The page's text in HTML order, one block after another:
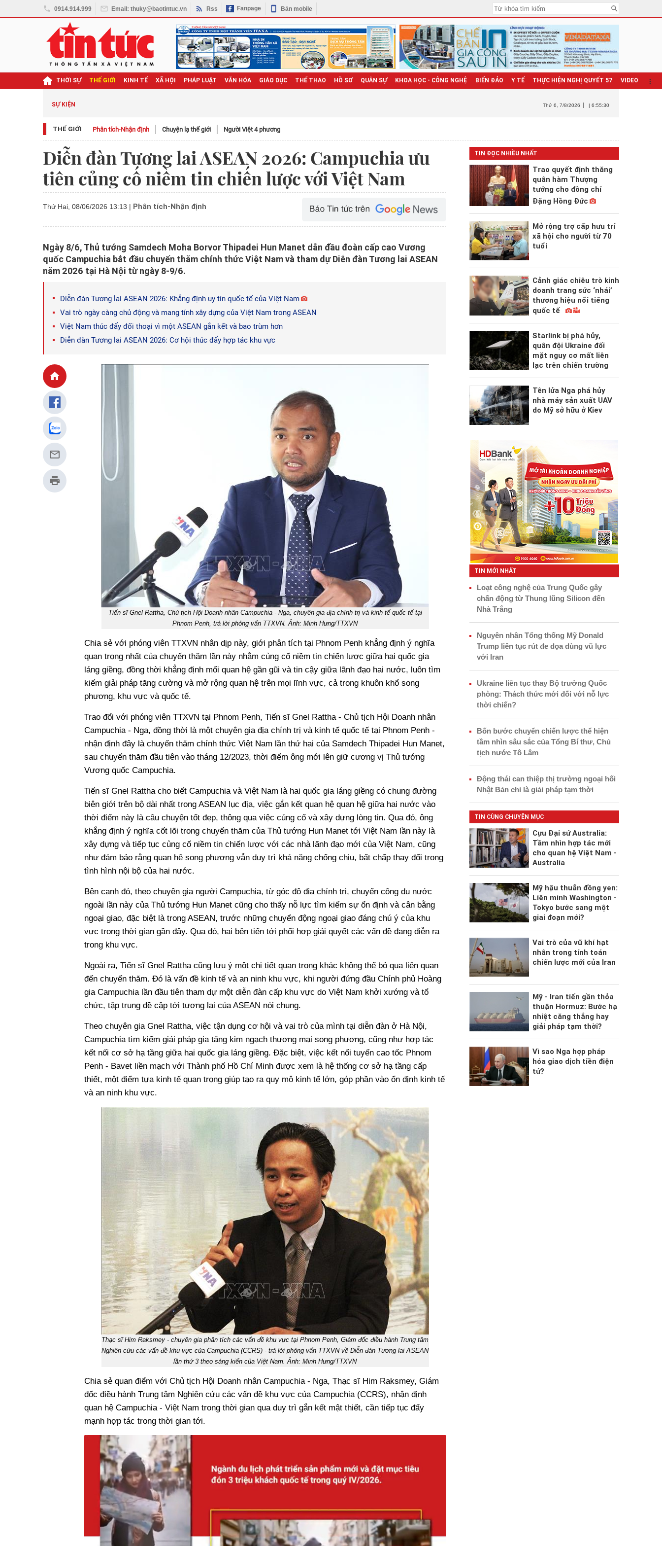
0914.914.999 Email: thuky@baotintuc.vn Rss Fanpage Bản mobile
THỜI SỰ THẾ GIỚI KINH TẾ XÃ HỘI PHÁP LUẬT VĂN HÓA GIÁO DỤC THỂ THAO HỒ SƠ QUÂN SỰ KHOA HỌC - CÔNG NGHỆ BIỂN ĐẢO Y TẾ THỰC HIỆN NGHỊ QUYẾT 57 VIDEO
SỰ KIỆN Thứ 6 , 7/8/2026 | 6:55:31
THẾ GIỚI Phân tích-Nhận định Chuyện lạ thế giới Người Việt 4 phương
Diễn đàn Tương lai ASEAN 2026: Campuchia ưu
tiên củng cố niềm tin chiến lược với Việt Nam
Thứ Hai, 08/06/2026 13:13 | Phân tích-Nhận định
Ngày 8/6, Thủ tướng Samdech Moha Borvor Thipadei Hun Manet dẫn đầu đoàn cấp cao Vương
quốc Campuchia bắt đầu chuyến thăm chính thức Việt Nam và tham dự Diễn đàn Tương lai ASEAN
năm 2026 tại Hà Nội từ ngày 8-9/6.
Diễn đàn Tương lai ASEAN 2026: Khẳng định uy tín quốc tế của Việt Nam
Vai trò ngày càng chủ động và mang tính xây dựng của Việt Nam trong ASEAN
Việt Nam thúc đẩy đối thoại vì một ASEAN gắn kết và bao trùm hơn
Diễn đàn Tương lai ASEAN 2026: Cơ hội thúc đẩy hợp tác khu vực
Tiến sĩ Gnel Rattha, Chủ tịch Hội Doanh nhân Campuchia - Nga, chuyên gia địa chính trị và kinh tế quốc tế tại
Phnom Penh, trả lời phỏng vấn TTXVN. Ảnh: Minh Hưng/TTXVN
Chia sẻ với phóng viên TTXVN nhân dịp này, giới phân tích tại Phnom Penh khẳng định ý nghĩa
quan trọng nhất của chuyến thăm lần này nhằm củng cố niềm tin chiến lược giữa hai quốc gia
láng giềng, đồng thời khẳng định mối quan hệ gần gũi và tin cậy giữa lãnh đạo hai nước, luôn tìm
kiếm giải pháp tăng cường và mở rộng quan hệ trên mọi lĩnh vực, cả trong khuôn khổ song
phương, khu vực và quốc tế.
Trao đổi với phóng viên TTXVN tại Phnom Penh, Tiến sĩ Gnel Rattha - Chủ tịch Hội Doanh nhân
Campuchia - Nga, đồng thời là một chuyên gia địa chính trị và kinh tế quốc tế tại Phnom Penh -
nhận định đây là chuyến thăm chính thức Việt Nam lần thứ hai của Samdech Thipadei Hun Manet,
sau chuyến thăm đầu tiên vào tháng 12/2023, thời điểm ông mới lên giữ cương vị Thủ tướng
Vương quốc Campuchia.
Tiến sĩ Gnel Rattha cho biết Campuchia và Việt Nam là hai quốc gia láng giềng có chung đường
biên giới trên bộ dài nhất trong ASEAN lục địa, việc gắn kết quan hệ quan hệ giữa hai nước vào
thời điểm này là câu chuyện tốt đẹp, thông qua việc củng cố và xây dựng lòng tin. Qua đó, ông
khẳng định ý nghĩa cốt lõi trong chuyến thăm của Thủ tướng Hun Manet tới Việt Nam lần này là
xây dựng và tiếp tục củng cố niềm tin chiến lược với các nhà lãnh đạo mới của Việt Nam, cũng
như đảm bảo rằng quan hệ song phương vẫn duy trì khả năng chống chịu, bất chấp thay đổi trong
tình hình nội bộ của hai nước.
Bên cạnh đó, theo chuyên gia người Campuchia, từ góc độ địa chính trị, chuyến công du nước
ngoài lần này của Thủ tướng Hun Manet cũng cho thấy nỗ lực tìm kiếm sự ổn định và cân bằng
ngoại giao, đặc biệt là trong ASEAN, trước những chuyển động ngoại giao đáng chú ý của khu
vực trong thời gian gần đây. Qua đó, hai bên tiến tới phối hợp giải quyết các vấn đề đang diễn ra
trong khu vực.
Ngoài ra, Tiến sĩ Gnel Rattha cũng lưu ý một chi tiết quan trọng khác không thể bỏ qua liên quan
đến chuyến thăm. Đó là vấn đề kinh tế và an ninh khu vực, khi người đứng đầu Chính phủ Hoàng
gia Campuchia lần đầu tiên tham dự một diễn đàn cấp khu vực do Việt Nam khởi xướng và tổ
chức, tập trung đề cập tới tương lai của ASEAN nói chung.
Theo chuyên gia Gnel Rattha, việc tận dụng cơ hội và vai trò của mình tại diễn đàn ở Hà Nội,
Campuchia tìm kiếm giải pháp gia tăng kim ngạch thương mại song phương, cũng như hợp tác
kết nối cơ sở hạ tầng giữa hai quốc gia láng giềng. Đặc biệt, việc kết nối tuyến cao tốc Phnom
Penh - Bavet liền mạch với Thành phố Hồ Chí Minh được xem là hệ thống cơ sở hạ tầng cấp
thiết, một điểm tựa kinh tế quan trọng giúp tạo ra quy mô kinh tế lớn, góp phần vào ổn định kinh tế
và an ninh khu vực.
Thạc sĩ Him Raksmey - chuyên gia phân tích các vấn đề khu vực tại Phnom Penh, Giám đốc điều hành Trung tâm
Nghiên cứu các vấn đề khu vực của Campuchia (CCRS) - trả lời phỏng vấn TTXVN về Diễn đàn Tương lai ASEAN
lần thứ 3 theo sáng kiến của Việt Nam. Ảnh: Minh Hưng/TTXVN
Chia sẻ quan điểm với Chủ tịch Hội Doanh nhân Campuchia - Nga, Thạc sĩ Him Raksmey, Giám
đốc điều hành Trung tâm Nghiên cứu các vấn đề khu vực của Campuchia (CCRS), nhận định
quan hệ Campuchia - Việt Nam trong thời gian qua duy trì gắn kết mật thiết, cần tiếp tục đẩy
mạnh hợp tác trong thời gian tới.
TIN ĐỌC NHIỀU NHẤT
Trao quyết định thăng
quân hàm Thượng
tướng cho đồng chí
Đặng Hồng Đức
Mở rộng trợ cấp hưu trí
xã hội cho người từ 70
tuổi
Cảnh giác chiêu trò kinh
doanh trang sức ‘nhái’
thương hiệu nổi tiếng
quốc tế
Starlink bị phá hủy,
quân đội Ukraine đối
mặt nguy cơ mất liên
lạc trên chiến trường
Tên lửa Nga phá hủy
nhà máy sản xuất UAV
do Mỹ sở hữu ở Kiev
TIN MỚI NHẤT
Loạt công nghệ của Trung Quốc gây
chấn động từ Thung lũng Silicon đến
Nhà Trắng
Nguyên nhân Tổng thống Mỹ Donald
Trump liên tục rút đe dọa dùng vũ lực
với Iran
Ukraine liên tục thay Bộ trưởng Quốc
phòng: Thách thức mới đối với nỗ lực
thời chiến?
Bốn bước chuyển chiến lược thể hiện
tầm nhìn sâu sắc của Tổng Bí thư, Chủ
tịch nước Tô Lâm
Động thái can thiệp thị trường ngoại hối
Nhật Bản chỉ là giải pháp tạm thời
TIN CÙNG CHUYÊN MỤC
Cựu Đại sứ Australia:
Tầm nhìn hợp tác mới
cho quan hệ Việt Nam -
Australia
Mỹ hậu thuẫn đồng yen:
Liên minh Washington -
Tokyo bước sang một
giai đoạn mới?
Vai trò của vũ khí hạt
nhân trong tính toán
chiến lược mới của Iran
Mỹ - Iran tiến gần thỏa
thuận Hormuz: Bước hạ
nhiệt căng thẳng hay
giải pháp tạm thời?
Vì sao Nga hợp pháp
hóa giao dịch tiền điện
tử?